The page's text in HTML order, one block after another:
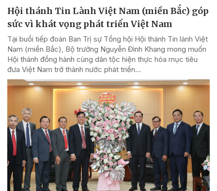
Hội thánh Tin Lành Việt Nam (miền Bắc) góp
sức vì khát vọng phát triển Việt Nam
Tại buổi tiếp đoàn Ban Trị sự Tổng hội Hội thánh Tin lành Việt
Nam (miền Bắc), Bộ trưởng Nguyễn Đình Khang mong muốn
Hội thánh đồng hành cùng dân tộc hiện thực hóa mục tiêu
đưa Việt Nam trở thành nước phát triển...